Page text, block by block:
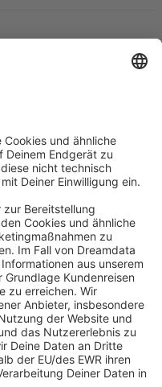
mit aktiviertem
Newsletter